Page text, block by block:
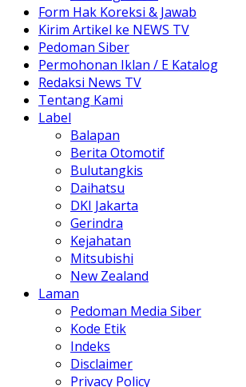
Form Hak Koreksi & Jawab
Kirim Artikel ke NEWS TV
Pedoman Siber
Permohonan Iklan / E Katalog
Redaksi News TV
Tentang Kami
Label
Balapan
Berita Otomotif
Bulutangkis
Daihatsu
DKI Jakarta
Gerindra
Kejahatan
Mitsubishi
New Zealand
Laman
Pedoman Media Siber
Kode Etik
Indeks
Disclaimer
Privacy Policy